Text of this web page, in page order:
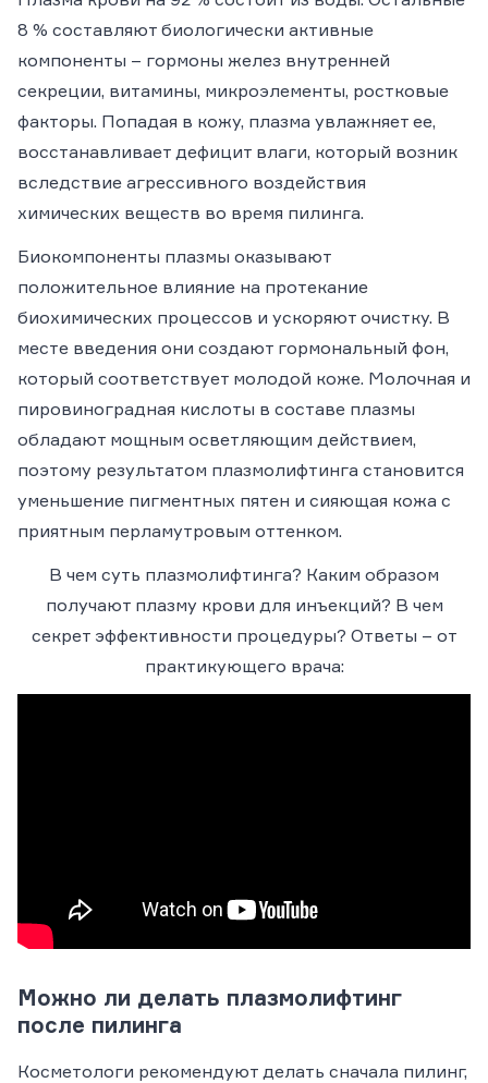
8 % составляют биологически активные
компоненты – гормоны желез внутренней
секреции, витамины, микроэлементы, ростковые
факторы. Попадая в кожу, плазма увлажняет ее,
восстанавливает дефицит влаги, который возник
вследствие агрессивного воздействия
химических веществ во время пилинга.
Биокомпоненты плазмы оказывают
положительное влияние на протекание
биохимических процессов и ускоряют очистку. В
месте введения они создают гормональный фон,
который соответствует молодой коже. Молочная и
пировиноградная кислоты в составе плазмы
обладают мощным осветляющим действием,
поэтому результатом плазмолифтинга становится
уменьшение пигментных пятен и сияющая кожа с
приятным перламутровым оттенком.
В чем суть плазмолифтинга? Каким образом
получают плазму крови для инъекций? В чем
секрет эффективности процедуры? Ответы – от
практикующего врача:
Можно ли делать плазмолифтинг
после пилинга
Косметологи рекомендуют делать сначала пилинг,